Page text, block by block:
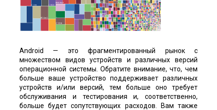
Android — это фрагментированный рынок с
множеством видов устройств и различных версий
операционной системы. Обратите внимание, что, чем
больше ваше устройство поддерживает различных
устройств и/или версий, тем больше оно требует
обслуживания и тестирования и, соответственно,
больше будет сопутствующих расходов. Вам также